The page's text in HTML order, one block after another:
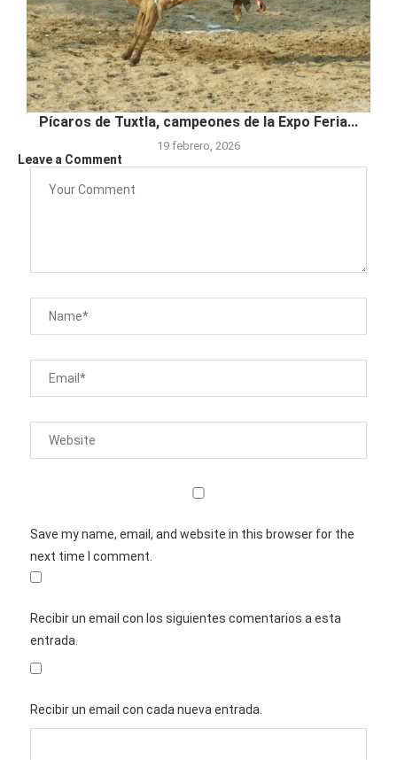
Pícaros de Tuxtla, campeones de la Expo Feria...
19 febrero, 2026
Leave a Comment
Save my name, email, and website in this browser for the
next time I comment.
Recibir un email con los siguientes comentarios a esta
entrada.
Recibir un email con cada nueva entrada.